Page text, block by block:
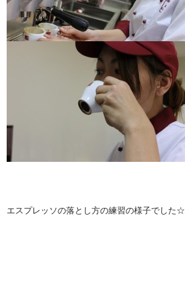
エスプレッソの落とし方の練習の様子でした☆